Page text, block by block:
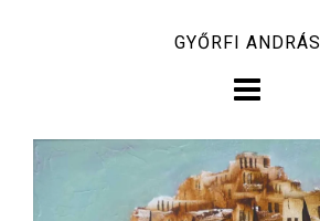
GYŐRFI ANDRÁS